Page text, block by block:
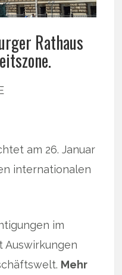
Rathaus
am 26. Januar
internationalen
im
Auswirkungen
Mehr